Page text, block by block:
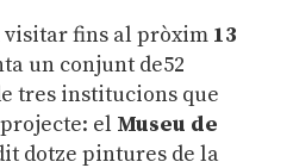
visitar fins al pròxim 13
un conjunt de52
tres institucions que
el Museu de
dotze pintures de la